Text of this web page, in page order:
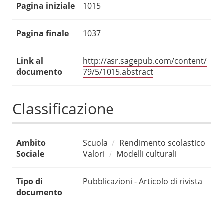
Pagina iniziale 1015
Pagina finale 1037
Link al
documento
http://asr.sagepub.com/content/
79/5/1015.abstract
Classificazione
Ambito
Sociale
Scuola
Rendimento scolastico
Valori
Modelli culturali
Tipo di
documento
Pubblicazioni - Articolo di rivista